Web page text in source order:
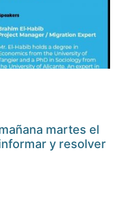
martes el
y resolver